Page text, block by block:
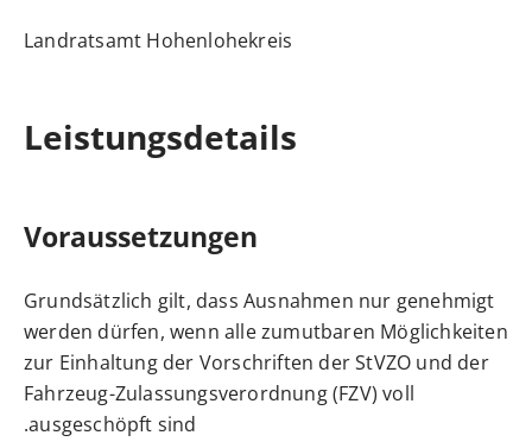
Landratsamt Hohenlohekreis
Leistungsdetails
Voraussetzungen
Grundsätzlich gilt, dass Ausnahmen nur genehmigt
werden dürfen, wenn alle zumutbaren Möglichkeiten
zur Einhaltung der Vorschriften der StVZO und der
Fahrzeug-Zulassungsverordnung (FZV) voll
ausgeschöpft sind.